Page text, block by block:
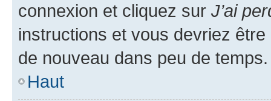
connexion et cliquez sur J’ai
instructions et vous devriez
de nouveau dans peu de temps.
Haut